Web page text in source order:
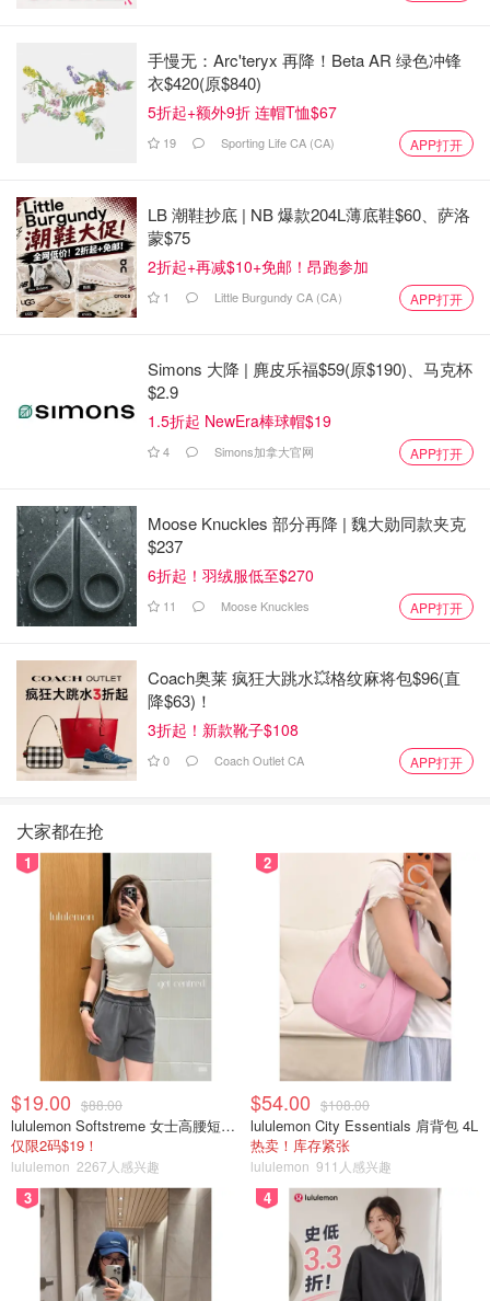
手慢无：Arc'teryx 再降！Beta AR 绿色冲锋
衣$420(原$840)
5折起+额外9折 连帽T恤$67
19 Sporting Life CA (CA) APP打开
LB 潮鞋抄底 | NB 爆款204L薄底鞋$60、萨洛
蒙$75
2折起+再减$10+免邮！昂跑参加
1 Little Burgundy CA (CA） APP打开
Simons 大降 | 麂皮乐福$59(原$190)、马克杯
$2.9
1.5折起 NewEra棒球帽$19
4 Simons加拿大官网 APP打开
Moose Knuckles 部分再降 | 魏大勋同款夹克
$237
6折起！羽绒服低至$270
11 Moose Knuckles APP打开
Coach奥莱 疯狂大跳水💥格纹麻将包$96(直
降$63)！
3折起！新款靴子$108
0 Coach Outlet CA APP打开
大家都在抢
1
$19.00 $88.00
lululemon Softstreme 女士高腰短裤 10cm
仅限2码$19！
lululemon 2267人感兴趣
2
$54.00 $108.00
lululemon City Essentials 肩背包 4L
热卖！库存紧张
lululemon 911人感兴趣
3 4